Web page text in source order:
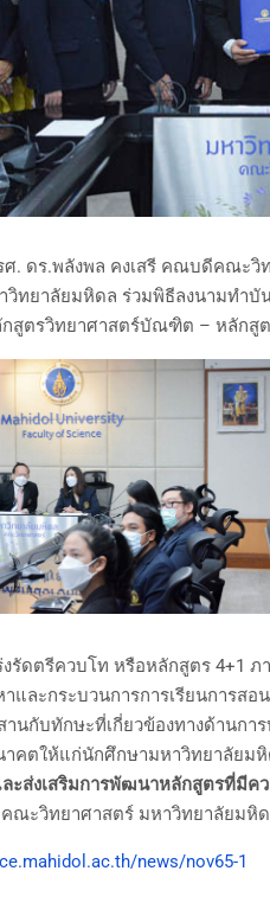
ศ. ดร.พลังพล คงเสรี คณบดีคณะ
วิทยาลัยมหิดล ร่วมพิธีลงนามทำบั
กสูตรวิทยาศาสตร์บัณฑิต – หลัก
ตรีควบโท หรือหลักสูตร 4+1 ภ
และกระบวนการการเรียนการส
านกับทักษะที่เกี่ยวข้องทางด้านกา
าคตให้แก่นักศึกษามหาวิทยาลัยม
ะส่งเสริมการพัฒนาหลักสูตรที่มีคว
คณะวิทยาศาสตร์ มหาวิทยาลัยมหิ
news/nov65-1